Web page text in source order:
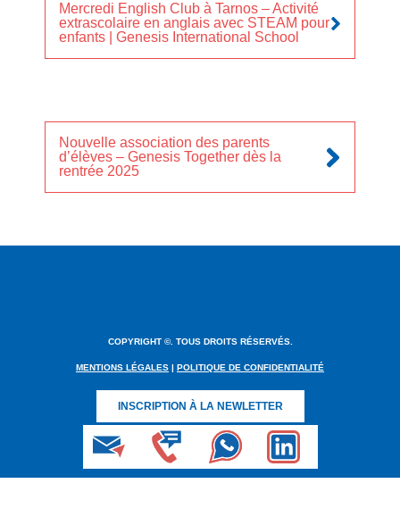
Mercredi English Club à Tarnos – Activité
extrascolaire en anglais avec STEAM pour
enfants | Genesis International School
Nouvelle association des parents
d’élèves – Genesis Together dès la
rentrée 2025
COPYRIGHT ©. TOUS DROITS RÉSERVÉS.
MENTIONS LÉGALES POLITIQUE DE CONFIDENTIALITÉ
INSCRIPTION À LA NEWLETTER